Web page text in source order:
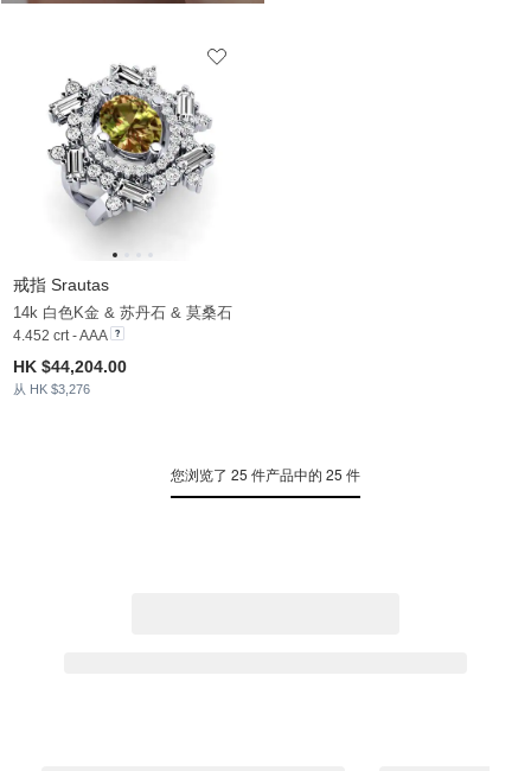
戒指 Srautas
14k 白色K金 & 苏丹石 & 莫桑石
4.452 crt - AAA
HK $44,204.00
从 HK $3,276
您浏览了 25 件产品中的 25 件